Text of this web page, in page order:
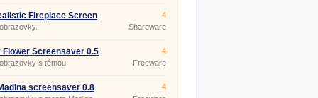
Fireplace Screen
3.9.4
4
Shareware
Flower Screensaver 0.5
s témou
4
Freeware
screensaver 0.8
4